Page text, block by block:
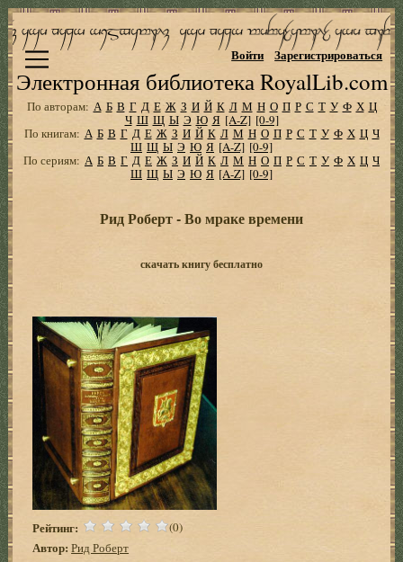
Электронная библиотека RoyalLib.com
Войти Зарегистрироваться
По авторам: А Б В Г Д Е Ж З И Й К Л М Н О П Р С Т У Ф Х Ц
Ч Ш Щ Ы Э Ю Я [A-Z] [0-9]
По книгам: А Б В Г Д Е Ж З И Й К Л М Н О П Р С Т У Ф Х Ц Ч
Ш Щ Ы Э Ю Я [A-Z] [0-9]
По сериям: А Б В Г Д Е Ж З И Й К Л М Н О П Р С Т У Ф Х Ц Ч
Ш Щ Ы Э Ю Я [A-Z] [0-9]
Рид Роберт - Во мраке времени
скачать книгу бесплатно
Рейтинг: (0)
Автор: Рид Роберт